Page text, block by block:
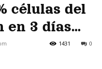
células del
en 3 días…
0
1431